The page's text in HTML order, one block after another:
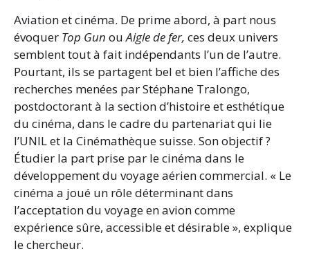
Aviation et cinéma. De prime abord, à part nous
évoquer Top Gun ouAigle de fer, ces deux univers
semblent tout à fait indépendants l’un de l’autre.
Pourtant, ils se partagent bel et bien l’affiche des
recherches menées par Stéphane Tralongo,
postdoctorant à la section d’histoire et esthétique
du cinéma, dans le cadre du partenariat qui lie
l’UNIL et la Cinémathèque suisse. Son objectif ?
Étudier la part prise par le cinéma dans le
développement du voyage aérien commercial. « Le
cinéma a joué un rôle déterminant dans
l’acceptation du voyage en avion comme
expérience sûre, accessible et désirable », explique
le chercheur.